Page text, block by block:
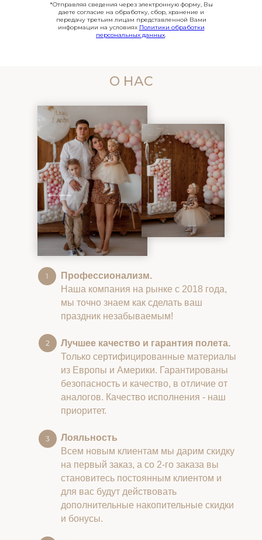
*Отправляя сведения через электронную форму, Вы
даете согласие на обработку, сбор, хранение и
передачу третьим лицам представленной Вами
информации на условиях Политики обработки
персональных данных.
О НАС
Профессионализм.
Наша компания на рынке с 2018 года,
мы точно знаем как сделать ваш
праздник незабываемым!
Лучшее качество и гарантия полета.
Только сертифицированные материалы
из Европы и Америки. Гарантированы
безопасность и качество, в отличие от
аналогов. Качество исполнения - наш
приоритет.
Лояльность
Всем новым клиентам мы дарим скидку
на первый заказ, а со 2-го заказа вы
становитесь постоянным клиентом и
для вас будут действовать
дополнительные накопительные скидки
и бонусы.